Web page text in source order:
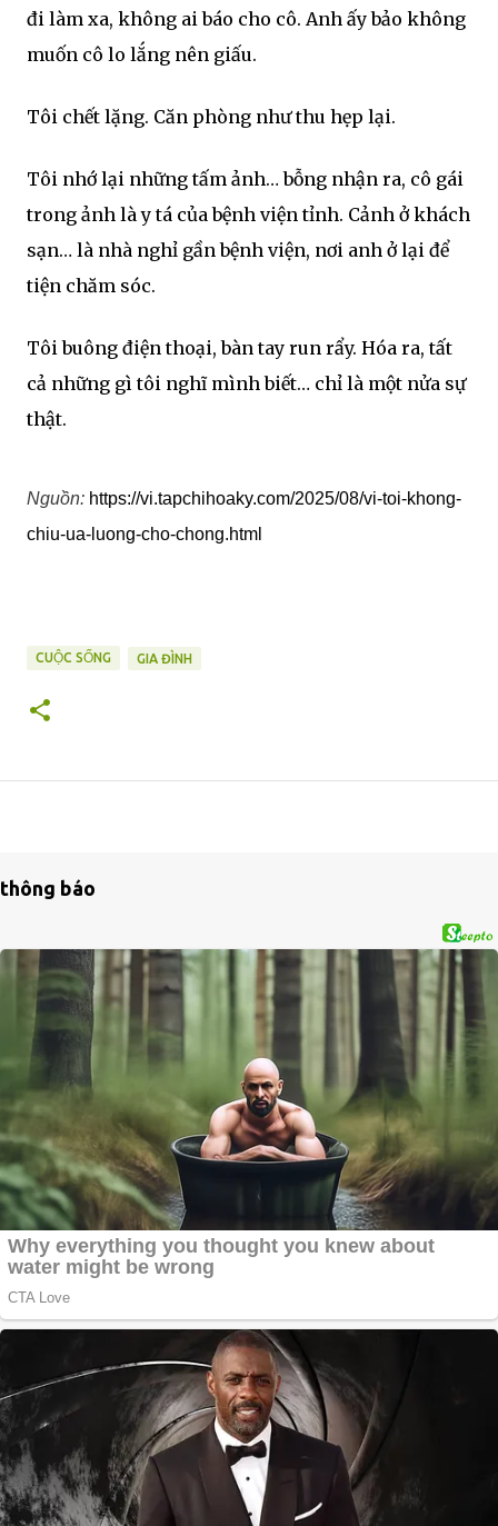
đi làm xa, không ai báo cho cô. Anh ấy bảo không
muốn cô lo lắng nên giấu.
Tôi chết lặng. Căn phòng như thu hẹp lại.
Tôi nhớ lại những tấm ảnh… bỗng nhận ra, cô gái
trong ảnh là y tá của bệnh viện tỉnh. Cảnh ở khách
sạn… là nhà nghỉ gần bệnh viện, nơi anh ở lại để
tiện chăm sóc.
Tôi buông điện thoại, bàn tay run rẩy. Hóa ra, tất
cả những gì tôi nghĩ mình biết… chỉ là một nửa sự
thật.
Nguồn: https://vi.tapchihoaky.com/2025/08/vi-toi-khong-
chiu-ua-luong-cho-chong.html
CUỘC SỐNG GIA ĐÌNH
thông báo